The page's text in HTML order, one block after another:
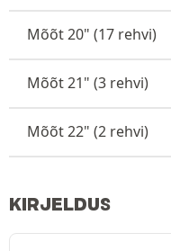
Mõõt 20" (17 rehvi)
Mõõt 21" (3 rehvi)
Mõõt 22" (2 rehvi)
KIRJELDUS